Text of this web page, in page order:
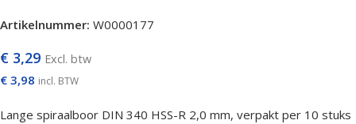
Artikelnummer: W0000177
€ 3,29 Excl. btw
€ 3,98 incl. BTW
Lange spiraalboor DIN 340 HSS-R 2,0 mm, verpakt per 10 stuks